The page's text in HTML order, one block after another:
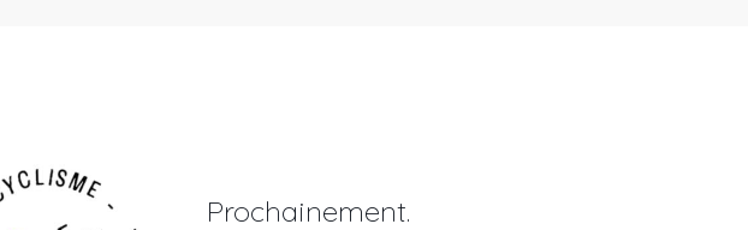
Prochainement.